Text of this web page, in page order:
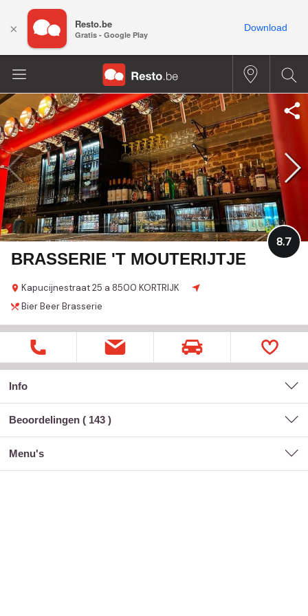
BRASSERIE 'T MOUTERIJTJE
Kapucijnestraat 25 a 8500 KORTRIJK
8.7
BierBeerBrasserie
Info
Beoordelingen ( 143 )
menu's
× Resto.be
Gratis - Google Play
Download